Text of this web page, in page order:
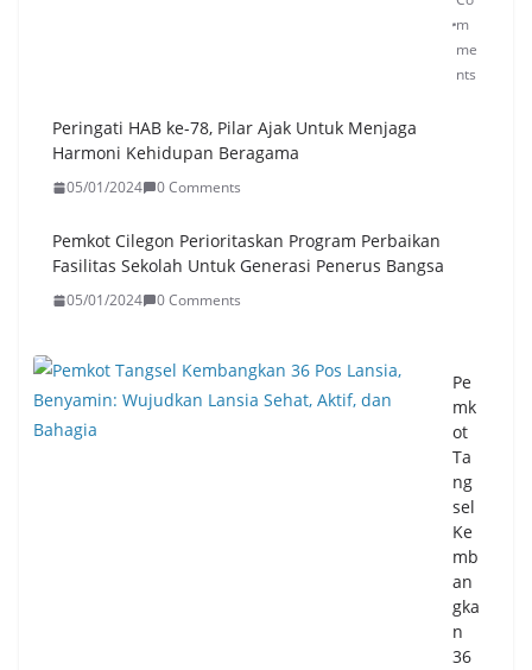
m
me
nts
Peringati HAB ke-78, Pilar Ajak Untuk Menjaga
Harmoni Kehidupan Beragama
05/01/2024 0 Comments
Pemkot Cilegon Perioritaskan Program Perbaikan
Fasilitas Sekolah Untuk Generasi Penerus Bangsa
05/01/2024 0 Comments
Pe
mk
ot
Ta
ng
sel
Ke
mb
an
gka
n
36